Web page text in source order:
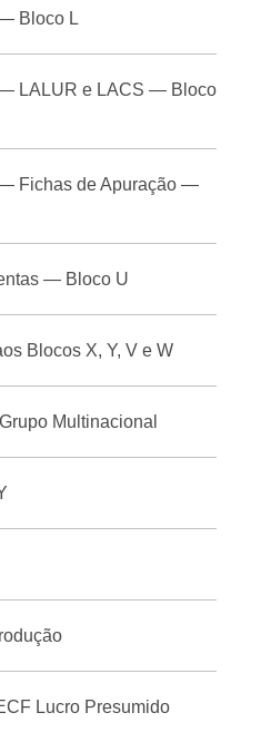
Bloco L
LALUR e LACS — Bloco
Fichas de Apuração —
— Bloco U
Blocos X, Y, V e W
Multinacional
Lucro Presumido